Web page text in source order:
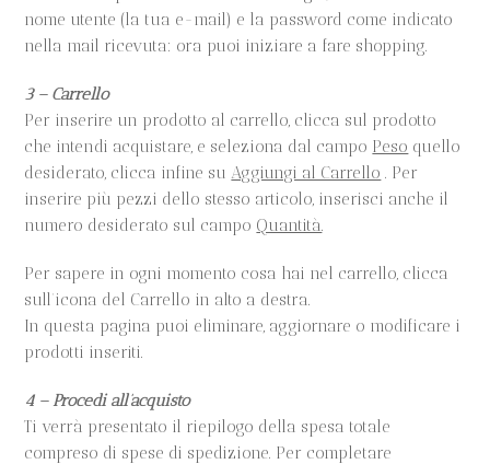
nome utente (la tua e-mail) e la password come indicato
nella mail ricevuta: ora puoi iniziare a fare shopping.
3 – Carrello
Per inserire un prodotto al carrello, clicca sul prodotto
che intendi acquistare, e seleziona dal campo Peso quello
desiderato, clicca infine su Aggiungi al Carrello . Per
inserire più pezzi dello stesso articolo, inserisci anche il
numero desiderato sul campo Quantità.
Per sapere in ogni momento cosa hai nel carrello, clicca
sull’icona del Carrello in alto a destra.
In questa pagina puoi eliminare, aggiornare o modificare i
prodotti inseriti.
4 – Procedi all’acquisto
Ti verrà presentato il riepilogo della spesa totale
compreso di spese di spedizione. Per completare